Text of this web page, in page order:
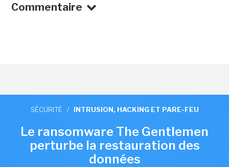
Commentaire
SÉCURITÉ / INTRUSION, HACKING ET PARE-FEU
Le ransomware The Gentlemen
perturbe la restauration des
données